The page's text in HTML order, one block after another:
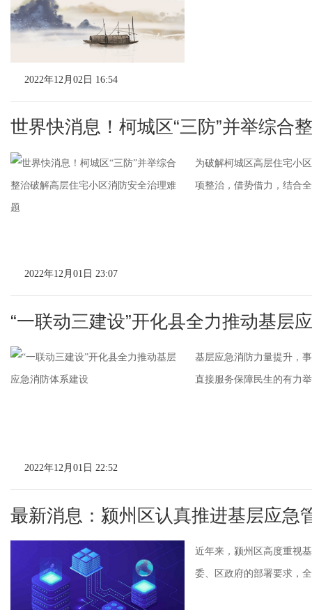
2022年12月02日 16:54
世界快消息！柯城区“三防”并举综合
为破解柯城区高层住宅小区
项整治，借势借力，结合
2022年12月01日 23:07
“一联动三建设”开化县全力推动基层
基层应急消防力量提升，
直接服务保障民生的有力
2022年12月01日 22:52
最新消息：颍州区认真推进基层应急
近年来，颍州区高度重视
委、区政府的部署要求，